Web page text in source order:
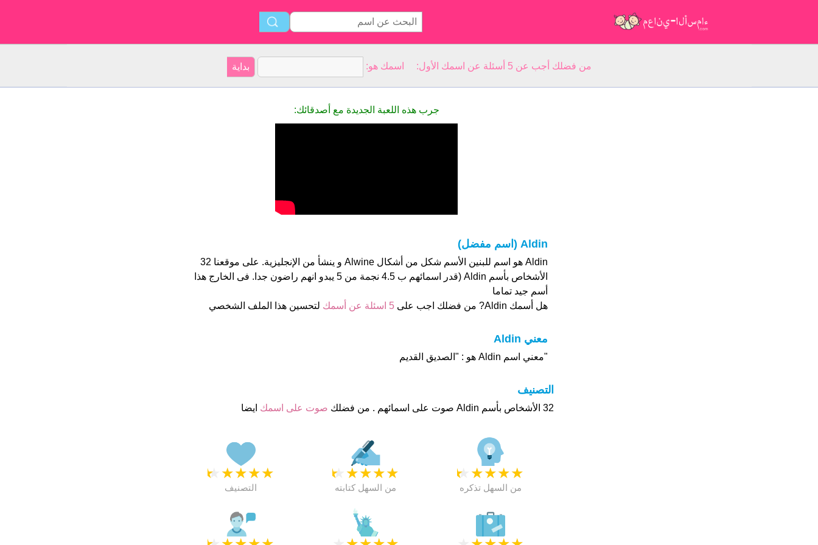
من فضلك أجب عن 5 أسئلة عن اسمك الأول: اسمك هو:
جرب هذه اللعبة الجديدة مع أصدقائك:
Aldin (اسم مفضل)
Aldin هو اسم للبنين الأسم شكل من أشكال Alwine و ينشأ من الإنجليزية. على موقعنا 32
الأشخاص بأسم Aldin (قدر اسمائهم ب 4.5 نجمة من 5 يبدو انهم راضون جدا. فى الخارج هذا
أسم جيد تماما
هل أسمك Aldin? من فضلك اجب على
5 اسئلة عن أسمك لتحسين هذا الملف الشخصي
معني Aldin
"معني اسم Aldin هو : "الصديق القديم
التصنيف
32 الأشخاص بأسم Aldin صوت على اسمائهم . من فضلك صوت على اسمك ايضا
★
★
★
★
★
التصنيف
★
★
★
★
★
من السهل كتابته
★
★
★
★
★
من السهل تذكره